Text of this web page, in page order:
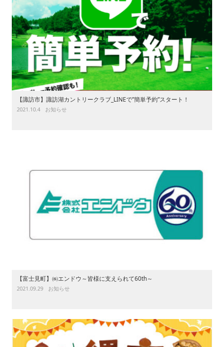
【諏訪市】諏訪湖カントリークラブ_LINEで”簡単予約”スタート！
2021.10.4 お知らせ
【富士見町】㈱エンドウ～皆様に支えられて60th～
2021.09.29 お知らせ